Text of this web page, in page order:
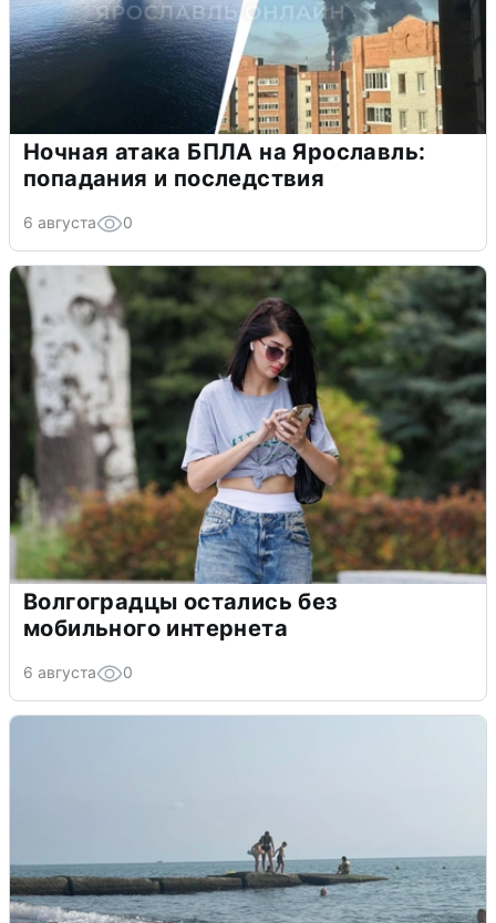
Ночная атака БПЛА на Ярославль:
попадания и последствия
6 августа 0
Волгоградцы остались без
мобильного интернета
6 августа 0